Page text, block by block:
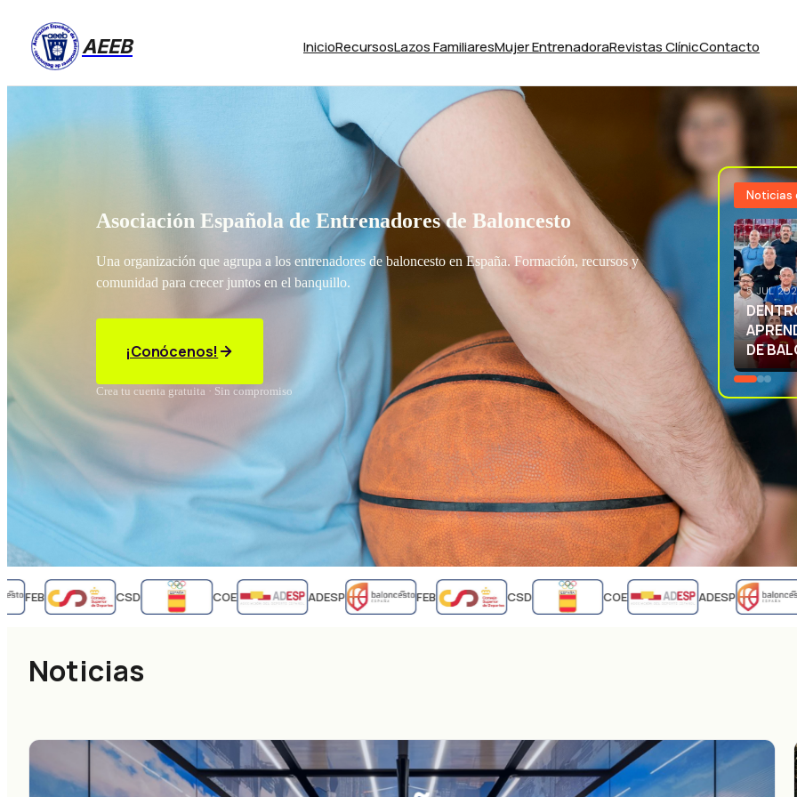
AEEB InicioRecursosLazos FamiliaresMujer EntrenadoraRevistas ClínicContacto
Asociación Española de Entrenadores de Baloncesto
Una organización que agrupa a los entrenadores de baloncesto en España. Formación, recursos y
comunidad para crecer juntos en el banquillo.
¡Conócenos!
Crea tu cuenta gratuita · Sin compromiso
Noticias
3 JUL
LA
FEB CSD COE ADESP FEB CSD COE ADESP
Noticias